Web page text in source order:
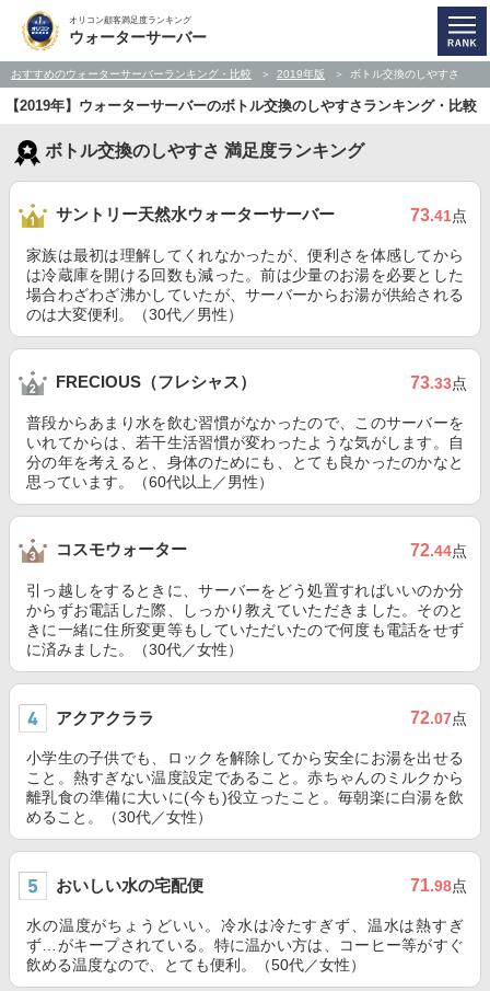
オリコン顧客満足度ランキング
ウォーターサーバー
おすすめのウォーターサーバーランキング・比較 2019年版 ボトル交換のしやすさ
【2019年】ウォーターサーバーのボトル交換のしやすさランキング・比較
ボトル交換のしやすさ 満足度ランキング
サントリー天然水ウォーターサーバー 73.41点
家族は最初は理解してくれなかったが、便利さを体感してから
は冷蔵庫を開ける回数も減った。前は少量のお湯を必要とした
場合わざわざ沸かしていたが、サーバーからお湯が供給される
のは大変便利。（30代／男性）
FRECIOUS（フレシャス） 73.33点
普段からあまり水を飲む習慣がなかったので、このサーバーを
いれてからは、若干生活習慣が変わったような気がします。自
分の年を考えると、身体のためにも、とても良かったのかなと
思っています。（60代以上／男性）
コスモウォーター 72.44点
引っ越しをするときに、サーバーをどう処置すればいいのか分
からずお電話した際、しっかり教えていただきました。そのと
きに一緒に住所変更等もしていただいたので何度も電話をせず
に済みました。（30代／女性）
アクアクララ 72.07点
小学生の子供でも、ロックを解除してから安全にお湯を出せる
こと。熱すぎない温度設定であること。赤ちゃんのミルクから
離乳食の準備に大いに(今も)役立ったこと。毎朝楽に白湯を飲
めること。（30代／女性）
おいしい水の宅配便 71.98点
水の温度がちょうどいい。冷水は冷たすぎず、温水は熱すぎ
ず…がキープされている。特に温かい方は、コーヒー等がすぐ
飲める温度なので、とても便利。（50代／女性）